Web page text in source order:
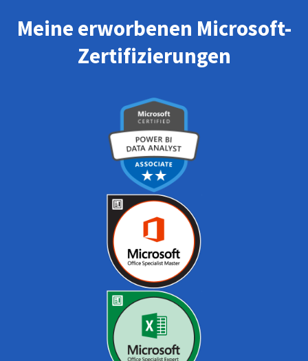
Meine erworbenen Microsoft-
Zertifizierungen